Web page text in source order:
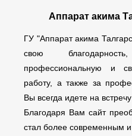
Аппарат акима
ГУ "Аппарат акима
свою
профессиональную и
работу, а также за
Вы всегда идете на
Благодаря Вам сайт
стал более современным и